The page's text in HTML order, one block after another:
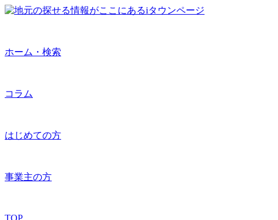
ホーム・検索
コラム
はじめての方
事業主の方
TOP